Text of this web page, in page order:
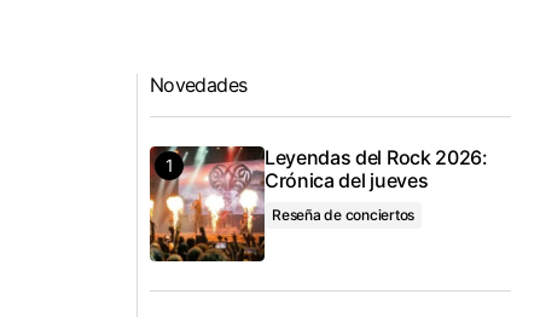
Novedades
Leyendas del Rock 2026:
Crónica del jueves
Reseña de conciertos